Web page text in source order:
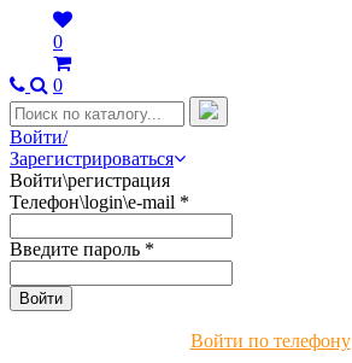
0
0
Войти/
Зарегистрироваться
Войти\регистрация
Телефон\login\e-mail *
Введите пароль *
Войти по телефону